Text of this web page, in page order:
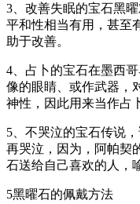
3、改善失眠的宝石黑
平和性相当有用，甚至
助于改善。
4、占卜的宝石在墨西
像的眼睛、或作武器，
神性，因此用来当作占
5、不哭泣的宝石传说
再哭泣，因为，阿帕契
石送给自己喜欢的人，
5黑曜石的佩戴方法